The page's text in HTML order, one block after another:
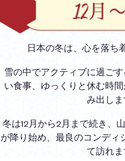
日本の冬は、心を落ち
雪の中でアクティブに過ご
い食事、ゆっくりと休む時
み出しま
冬は12月から2月まで続き、
が降り始め、最良のコンディ
て訪れま